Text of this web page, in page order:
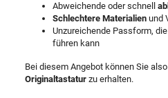
Abweichende oder schnell
Schlechtere Materialien und
Unzureichende Passform,
führen kann
Bei diesem Angebot können Sie
Originaltastatur zu erhalten.